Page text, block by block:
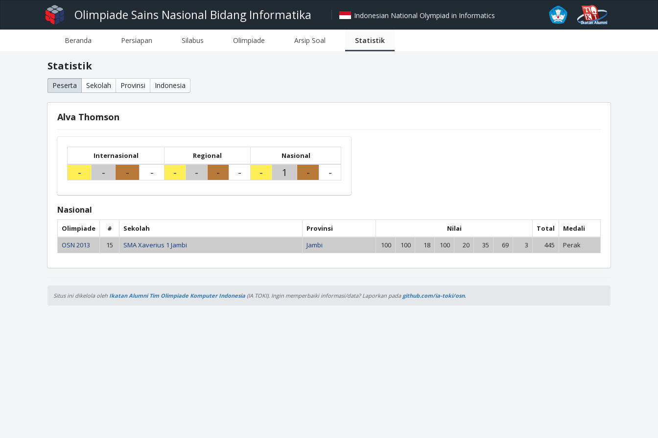
Olimpiade Sains Nasional Bidang Informatika Indonesian National Olympiad in Informatics
Beranda Persiapan Silabus Olimpiade Arsip Soal Statistik
Statistik
Peserta Sekolah Provinsi Indonesia
Alva Thomson
Internasional Regional Nasional
- - - - - - - - - 1 - -
Nasional
Olimpiade # Sekolah Provinsi Nilai Total
Medali
OSN 2013
15 SMA Xaverius 1 Jambi Jambi 100 100 18 100 20 35 69 3 445 Perak
Situs ini dikelola oleh Ikatan Alumni Tim Olimpiade Komputer Indonesia (IA TOKI). Ingin memperbaiki informasi/data? Laporkan pada github.com/ia-toki/osn.